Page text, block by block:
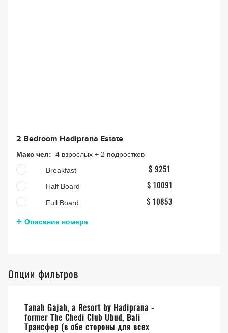
2 Bedroom Hadiprana Estate
Макс чел: 4 взрослых + 2 подростков
Breakfast
$ 9251
Half Board $ 10091
Full Board $ 10853
Описание номера
Опции фильтров
Tanah Gajah, a Resort by Hadiprana -
former The Chedi Club Ubud, Bali
Трансфер (в обе стороны для всех